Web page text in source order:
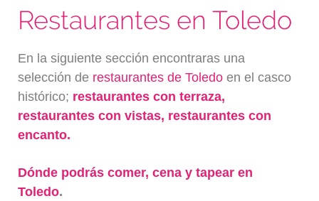
Restaurantes en Toledo
En la siguiente sección encontraras una
selección de restaurantes de Toledo en el casco
histórico; restaurantes con terraza,
restaurantes con vistas, restaurantes con
encanto.
Dónde podrás comer, cena y tapear en
Toledo.